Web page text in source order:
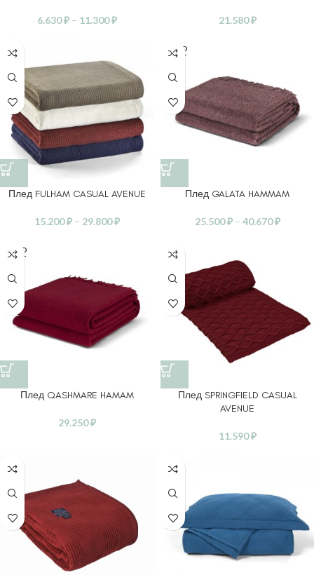
6.630₽ – 11.300₽ 21.580₽
Плед FULHAM CASUAL AVENUE
15.200₽ – 29.800₽
SOLD
OUT
Плед GALATA HAMMAM
25.500₽ – 40.670₽
SOLD
OUT
Плед QASHMARE HAMAM
29.250₽
Плед SPRINGFIELD CASUAL
AVENUE
11.590₽